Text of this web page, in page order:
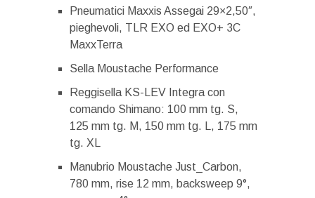
Pneumatici Maxxis Assegai 29×2,50″,
pieghevoli, TLR EXO ed EXO+ 3C
MaxxTerra
Sella Moustache Performance
Reggisella KS-LEV Integra con
comando Shimano: 100 mm tg. S,
125 mm tg. M, 150 mm tg. L, 175 mm
tg. XL
Manubrio Moustache Just_Carbon,
780 mm, rise 12 mm, backsweep 9°,